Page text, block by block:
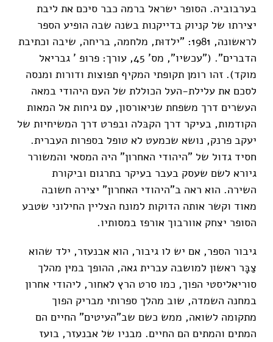
בערבוביה. הסופר ישראל ברמה כבר סיכם את ליבת
יצירתו של קניוק בדייקנות בשנה שבה הופיע הספר
לראשונה, 1981: "ילדוּת, מלחמה, בריחה, שיבה וכתיבת
הדברים". ("עכשיו", מס' 45, עורך: פרופ ' גבריאל
מוקד). זהו רומן תקופתי המקיף תפוצות ודורות ומנסה
לסכם את עלילת-העל הכוללת של העם היהודי במאה
העשרים דרך משפחת שניאורסון, עם גיחות אל המאות
הקודמות, בעיקר דרך הקבּלה ובפרט דרך המשיחיות של
יעקב פרנק, נושא שכמעט לא טופל בספרות העברית.
חסיד גדול של "היהודי האחרון" היה המסאי והמשורר
גיורא לשם שעסק בעבר בעיקר בתרגום וביקורת
השירה. הוא ראה ב"היהודי האחרון" יצירה חשובה
מאוד וקשר אותה הדוקות למונח הצליין החילוני שטבע
הסופר יצחק אוורבוך אורפז במסותיו.
גיבור הספר, אם יש לו גיבור, הוא אבנעזר, ילד שהוא
צַבָּר ראשון למושבה עברית גאה, ההופך במין מהלך
סוריאליסטי הפוך, כמו סרט הרץ לאחור, ליהודי אחרון
במחנה השמדה, שוב מהלך ספרותי מבריק הפוך
מתקומה לשואה, ממש כשם שב"העיטים" החיים הם
המתים והמתים הם החיים. מבניו של אבנעזר, בועז